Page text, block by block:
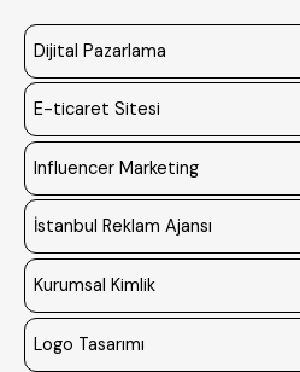
Dijital Pazarlama
E-ticaret Sitesi
Influencer Marketing
İstanbul Reklam Ajansı
Kurumsal Kimlik
Logo Tasarımı